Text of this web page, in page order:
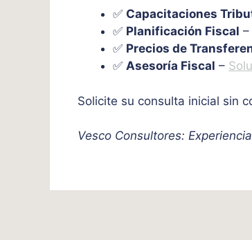
✅ Capacitaciones
✅ Planificación Fiscal
✅ Precios de
✅ Asesoría Fiscal –
Solicite su consulta inicial sin
Vesco Consultores: